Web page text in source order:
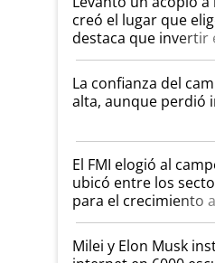
creó el lugar que
destaca que invertir
kirchnerismo era
plata a un hijo para
Juan Félix Rossetti,
que de una dura
cambio de Milei
La confianza del
alta, aunque perdió
El FMI elogió al
ubicó entre los
para el crecimiento
Milei y Elon Musk